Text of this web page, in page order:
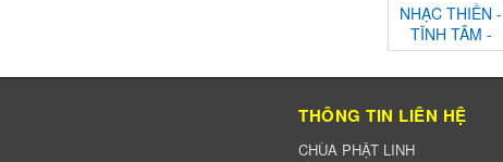
NHẠC THIỀN -
TĨNH TÂM -
AN NHIÊN TỰ
TẠI
THÔNG TIN LIÊN HỆ
CHÙA PHẬT LINH